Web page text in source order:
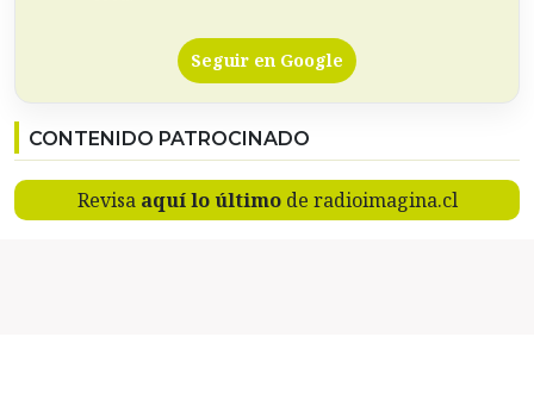
Seguir en Google
CONTENIDO PATROCINADO
Revisa aquí lo últimode radioimagina.cl